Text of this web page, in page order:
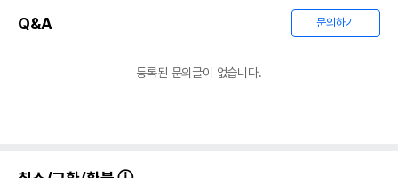
Q&A 문의하기
등록된 문의글이 없습니다.